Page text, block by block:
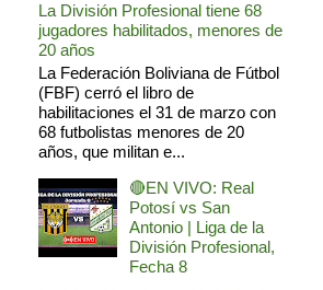
La División Profesional tiene 68
jugadores habilitados, menores de
20 años
La Federación Boliviana de Fútbol
(FBF) cerró el libro de
habilitaciones el 31 de marzo con
68 futbolistas menores de 20
años, que militan e...
🔴EN VIVO: Real
Potosí vs San
Antonio | Liga de la
División Profesional,
Fecha 8